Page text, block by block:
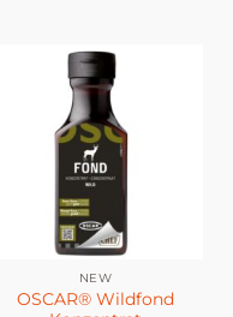
NEW
OSCAR® Wildfond